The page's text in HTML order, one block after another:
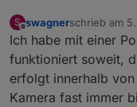
S
Offline
swagnerschrieb am
zuletzt
Ich habe mit einer
funktioniert soweit,
erfolgt innerhalb
Kamera fast immer